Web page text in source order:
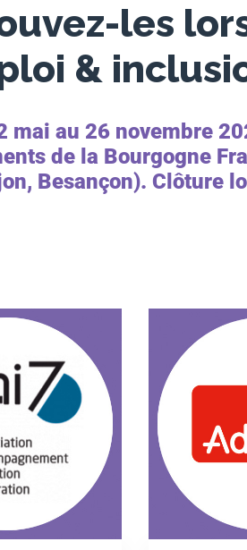
les
&
mai au 26 novembre
de la Bourgogne
Besançon). Clôture